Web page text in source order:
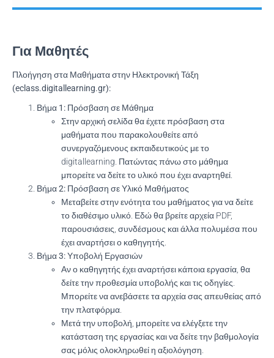
Για Μαθητές
Πλοήγηση στα Μαθήματα στην Ηλεκτρονική Τάξη
(eclass.digitallearning.gr):
Βήμα 1: Πρόσβαση σε Μάθημα
Στην αρχική σελίδα θα έχετε πρόσβαση στα
μαθήματα που παρακολουθείτε από
συνεργαζόμενους εκπαιδευτικούς με το
digitallearning. Πατώντας πάνω στο μάθημα
μπορείτε να δείτε το υλικό που έχει αναρτηθεί.
Βήμα 2: Πρόσβαση σε Υλικό Μαθήματος
Μεταβείτε στην ενότητα του μαθήματος για να δείτε
το διαθέσιμο υλικό. Εδώ θα βρείτε αρχεία PDF,
παρουσιάσεις, συνδέσμους και άλλα πολυμέσα που
έχει αναρτήσει ο καθηγητής.
Βήμα 3: Υποβολή Εργασιών
Αν ο καθηγητής έχει αναρτήσει κάποια εργασία, θα
δείτε την προθεσμία υποβολής και τις οδηγίες.
Μπορείτε να ανεβάσετε τα αρχεία σας απευθείας από
την πλατφόρμα.
Μετά την υποβολή, μπορείτε να ελέγξετε την
κατάσταση της εργασίας και να δείτε την βαθμολογία
σας μόλις ολοκληρωθεί η αξιολόγηση.